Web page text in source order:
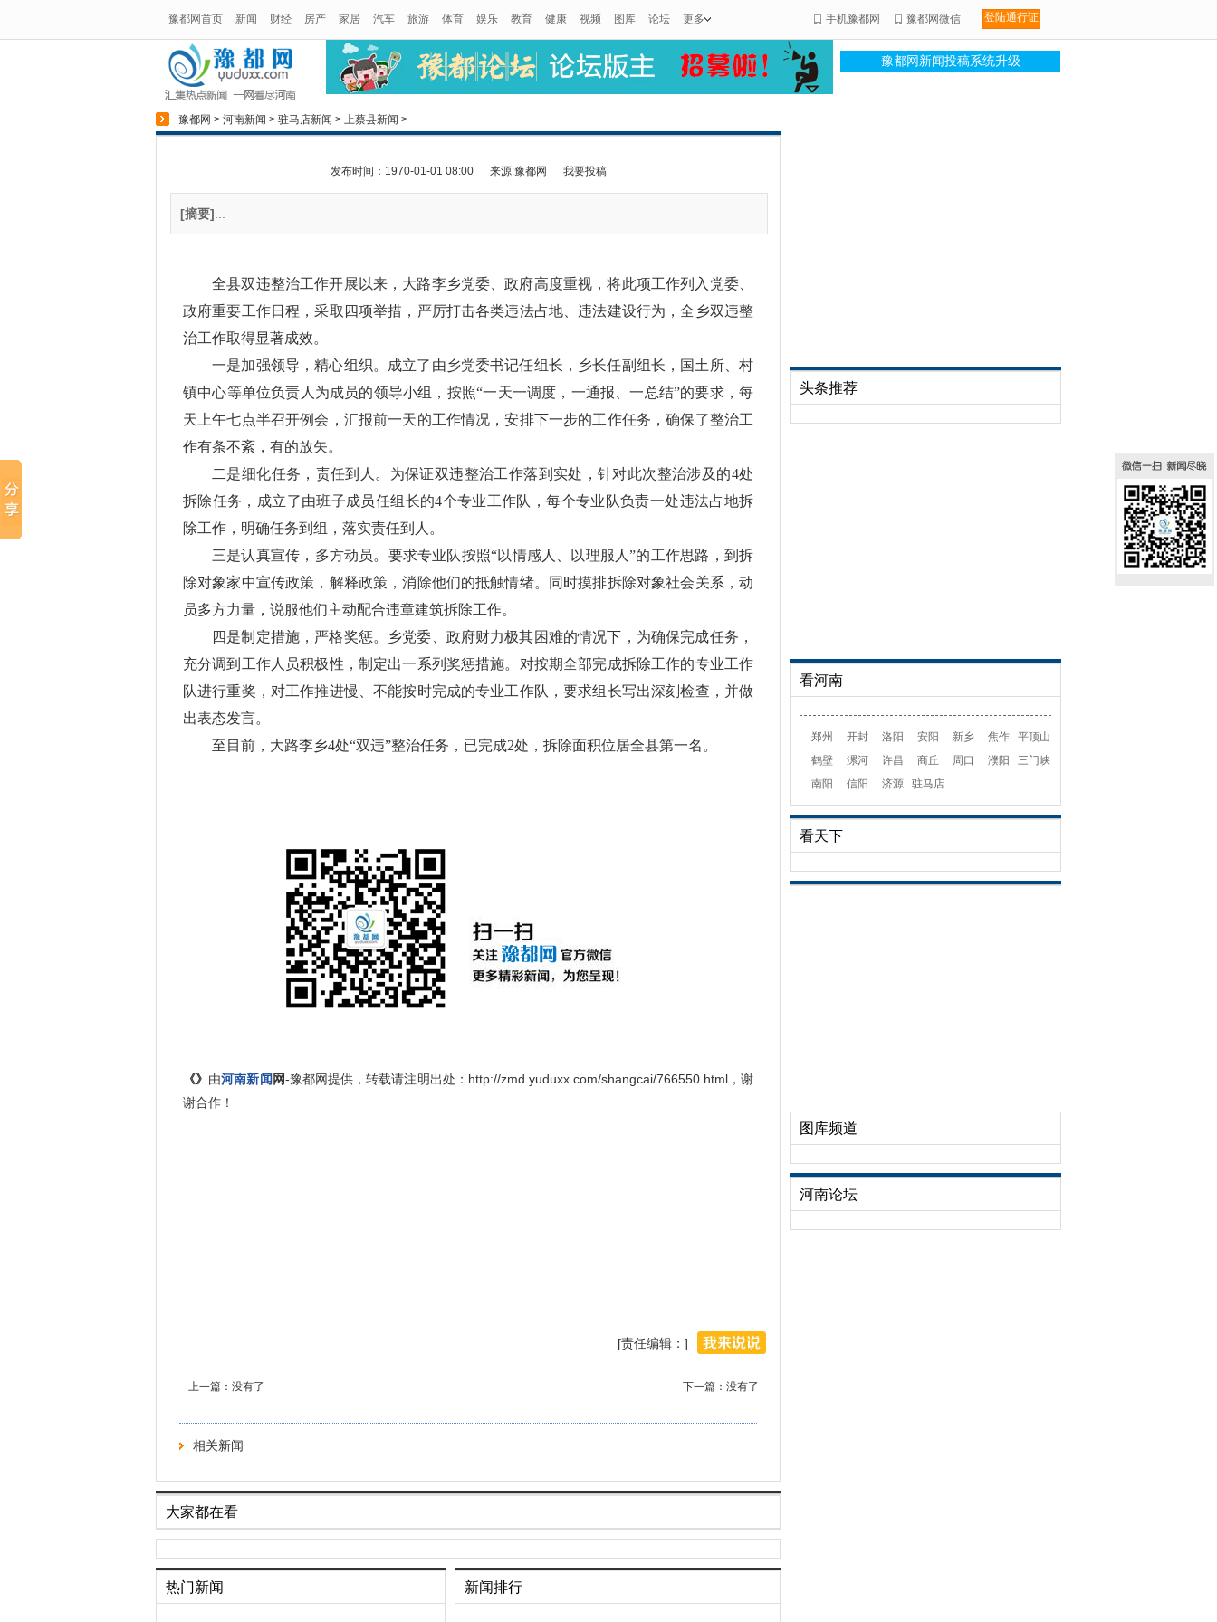
豫都网首页 新闻 财经 房产 家居 汽车 旅游 体育 娱乐 教育 健康 视频 图库 论坛 更多 手机豫都网 豫都网微信 登陆通行证
豫都网新闻投稿系统升级
豫都网 > 河南新闻 > 驻马店新闻 > 上蔡县新闻 >
发布时间：1970-01-01 08:00 来源:豫都网 我要投稿
[摘要]
全县双违整治工作开展以来，大路李乡党委、政府高度重视，将此项工作列入党委、
政府重要工作日程，采取四项举措，严厉打击各类违法占地、违法建设行为，全乡双违整
治工作取得显著成效。
一是加强领导，精心组织。成立了由乡党委书记任组长，乡长任副组长，国土所、村
镇中心等单位负责人为成员的领导小组，按照“一天一调度，一通报、一总结”的要求，每
天上午七点半召开例会，汇报前一天的工作情况，安排下一步的工作任务，确保了整治工
作有条不紊，有的放矢。
二是细化任务，责任到人。为保证双违整治工作落到实处，针对此次整治涉及的4处
拆除任务，成立了由班子成员任组长的4个专业工作队，每个专业队负责一处违法占地拆
除工作，明确任务到组，落实责任到人。
三是认真宣传，多方动员。要求专业队按照“以情感人、以理服人”的工作思路，到拆
除对象家中宣传政策，解释政策，消除他们的抵触情绪。同时摸排拆除对象社会关系，动
员多方力量，说服他们主动配合违章建筑拆除工作。
四是制定措施，严格奖惩。乡党委、政府财力极其困难的情况下，为确保完成任务，
充分调到工作人员积极性，制定出一系列奖惩措施。对按期全部完成拆除工作的专业工作
队进行重奖，对工作推进慢、不能按时完成的专业工作队，要求组长写出深刻检查，并做
出表态发言。
至目前，大路李乡4处“双违”整治任务，已完成2处，拆除面积位居全县第一名。
《》 由河南新闻 网-豫都网提供，转载请注明出处：http://zmd.yuduxx.com/shangcai/766550.html，谢
谢合作！
[责任编辑：]
下一篇：没有了
上一篇：没有了
相关新闻
大家都在看
热门新闻 新闻排行
头条推荐
看河南
郑州 开封 洛阳 安阳 新乡 焦作
平顶山
鹤壁
漯河 许昌 商丘 周口 濮阳
三门峡
南阳
信阳 济源 驻马店
看天下
图库频道
河南论坛